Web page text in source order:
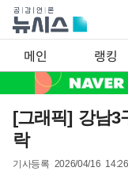
메인 랭킹
[그래픽] 강남
락
기사등록 2026/04/16